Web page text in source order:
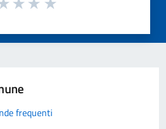
frequenti